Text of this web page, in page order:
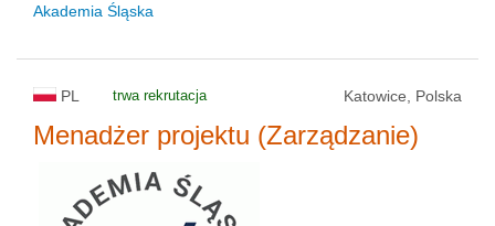
Akademia Śląska
PL trwa rekrutacja Katowice, Polska
Menadżer projektu (Zarządzanie)